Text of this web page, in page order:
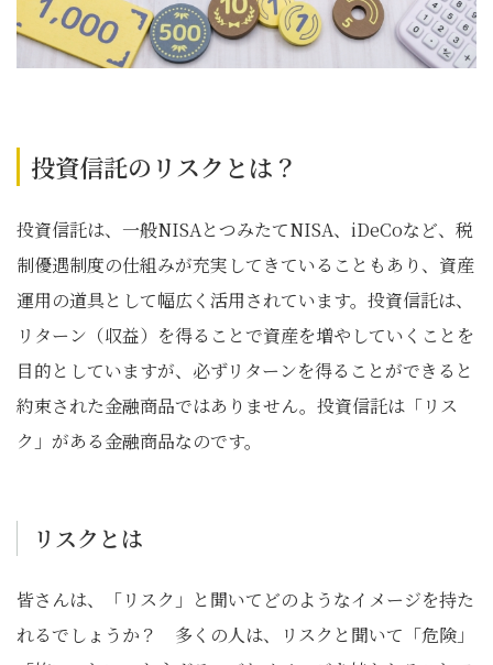
投資信託のリスクとは？
投資信託は、一般NISAとつみたてNISA、iDeCoなど、税
制優遇制度の仕組みが充実してきていることもあり、資産
運用の道具として幅広く活用されています。投資信託は、
リターン（収益）を得ることで資産を増やしていくことを
目的としていますが、必ずリターンを得ることができると
約束された金融商品ではありません。投資信託は「リス
ク」がある金融商品なのです。
リスクとは
皆さんは、「リスク」と聞いてどのようなイメージを持た
れるでしょうか？ 多くの人は、リスクと聞いて「危険」